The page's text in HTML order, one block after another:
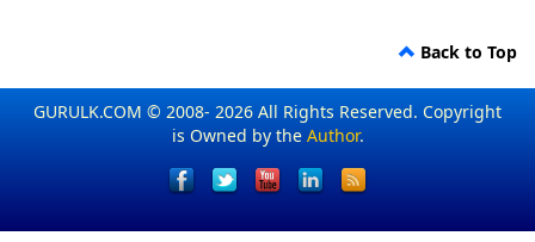
Back to Top
GURULK.COM © 2008- 2026 All Rights Reserved. Copyright
is Owned by the Author.